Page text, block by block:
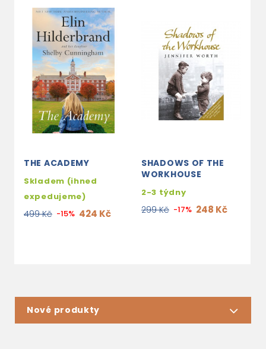
THE ACADEMY
Skladem (ihned
expedujeme)
499 Kč -15% 424 Kč
SHADOWS OF THE
WORKHOUSE
2-3 týdny
299 Kč -17% 248 Kč
Nové produkty